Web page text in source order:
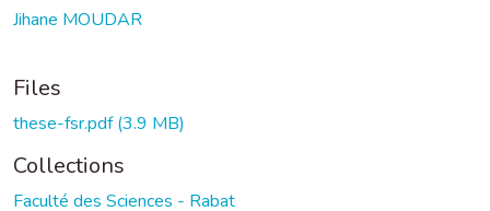
Jihane MOUDAR
Files
these-fsr.pdf(3.9 MB)
Collections
Faculté des Sciences - Rabat